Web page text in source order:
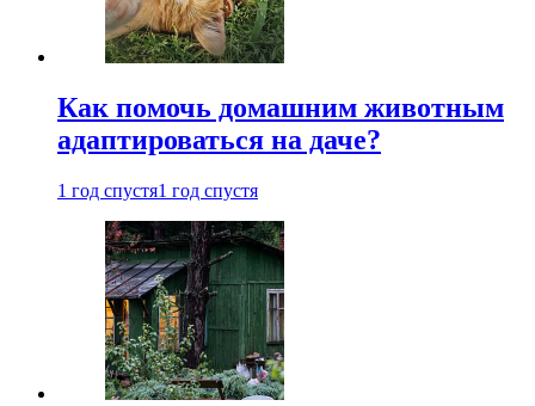
Как помочь домашним животным
адаптироваться на даче?
1 год спустя1 год спустя